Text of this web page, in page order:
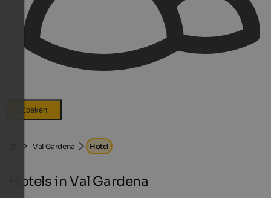
Zoeken
Val Gardena Hotel
Hotels in Val Gardena